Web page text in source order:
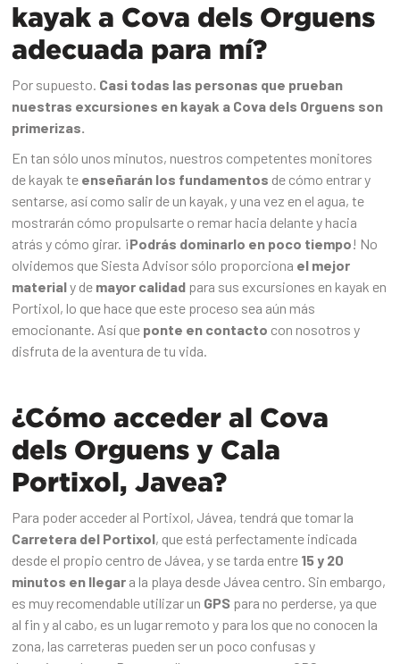
kayak a Cova dels Orguens
adecuada para mí?
Por supuesto. Casi todas las personas que prueban
nuestras excursiones en kayak a Cova dels Orguens son
primerizas.
En tan sólo unos minutos, nuestros competentes monitores
de kayak te enseñarán los fundamentos de cómo entrar y
sentarse, así como salir de un kayak, y una vez en el agua, te
mostrarán cómo propulsarte o remar hacia delante y hacia
atrás y cómo girar. ¡Podrás dominarlo en poco tiempo ! No
olvidemos que Siesta Advisor sólo proporciona el mejor
materialy de mayor calidad para sus excursiones en kayak en
Portixol, lo que hace que este proceso sea aún más
emocionante. Así que ponte en contacto con nosotros y
disfruta de la aventura de tu vida.
¿Cómo acceder al Cova
dels Orguens y Cala
Portixol, Javea?
Para poder acceder al Portixol, Jávea, tendrá que tomar la
Carretera del Portixol, que está perfectamente indicada
desde el propio centro de Jávea, y se tarda entre 15 y 20
minutos en llegar a la playa desde Jávea centro. Sin embargo,
es muy recomendable utilizar un GPS para no perderse, ya que
al fin y al cabo, es un lugar remoto y para los que no conocen la
zona, las carreteras pueden ser un poco confusas y